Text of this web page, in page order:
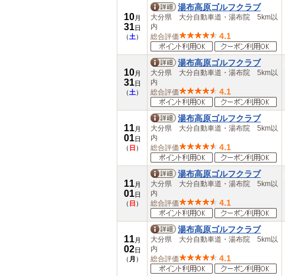
高知県
九州・沖縄
福岡県
佐賀県
長崎県
熊本県
大分県
宮崎県
鹿児島県
沖縄県
10月
31日
（土）
湯布高原ゴルフクラブ
大分県 大分自動車道・湯布院 5km以
内
総合評価
4.1
10月
31日
（ 土 ）
湯布高原ゴルフクラブ
大分県 大分自動車道・湯布院 5km以
内
総合評価
4.1
11月
01日
（ 日）
湯布高原ゴルフクラブ
大分県 大分自動車道・湯布院 5km以
内
総合評価
4.1
11月
01日
（ 日 ）
湯布高原ゴルフクラブ
大分県 大分自動車道・湯布院 5km以
内
総合評価
4.1
11月
02日
（ 月 ）
湯布高原ゴルフクラブ
大分県 大分自動車道・湯布院 5km以
内
総合評価
4.1